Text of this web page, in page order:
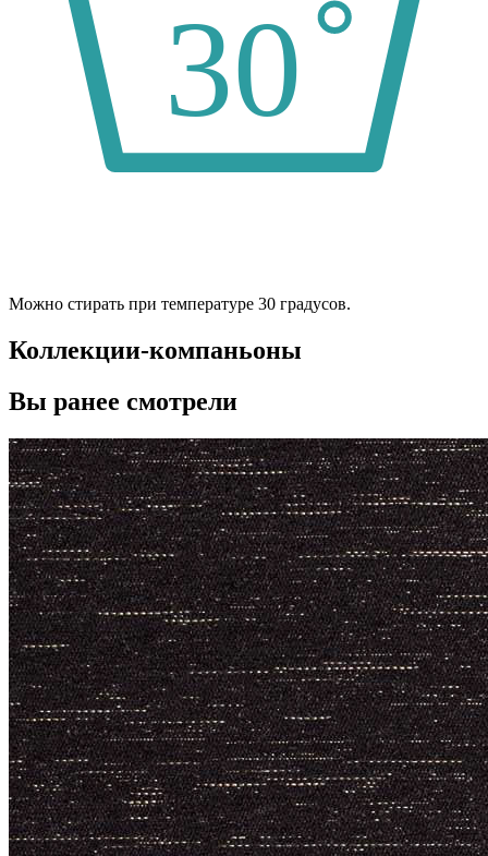
Можно стирать при температуре 30 градусов.
Коллекции-компаньоны
Вы ранее смотрели